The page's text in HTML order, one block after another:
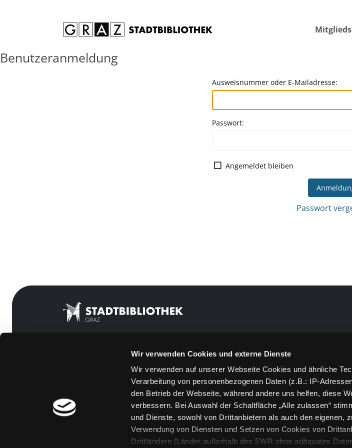
Wir verwenden Cookies und externe Dienste
Wir verwenden auf unserer Webseite Cookies und ähnliche
Verarbeitung von personenbezogenen Daten (z.B.: IP-
den Betrieb der Webseite, während andere uns helfen, diese
verbessern. Bei Auswahl der Schaltfläche „Alle zulassen“
und Dienste, sowohl von Drittanbietern als auch den eigenen,
Verwendung von Diensten und Setzen von Cookies von
Drittländern (Länder außerhalb des EWR ohne adäquates
Benutzeranmeldung
Ausweisnummer oder E-Mailadresse:
Passwort:
Angemeldet bleiben
Passwort
[kju:b]
Feedback
Kontakt
Über uns
Jobs
Medienwunsch
FAQs